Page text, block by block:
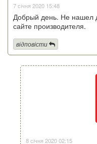
7 січня 2020 15:48
Добрый день. Не нашел
сайте производителя.
відповісти
8 січня 2020 02:15